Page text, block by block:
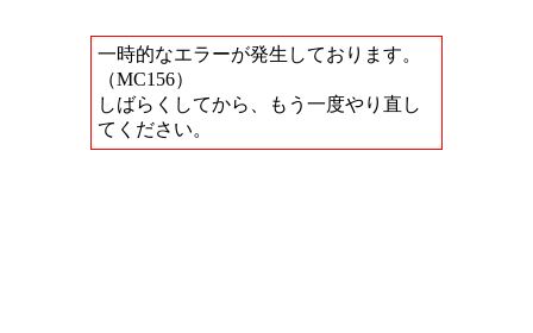
一時的なエラーが発生しております。
（MC156）
しばらくしてから、もう一度やり直し
てください。